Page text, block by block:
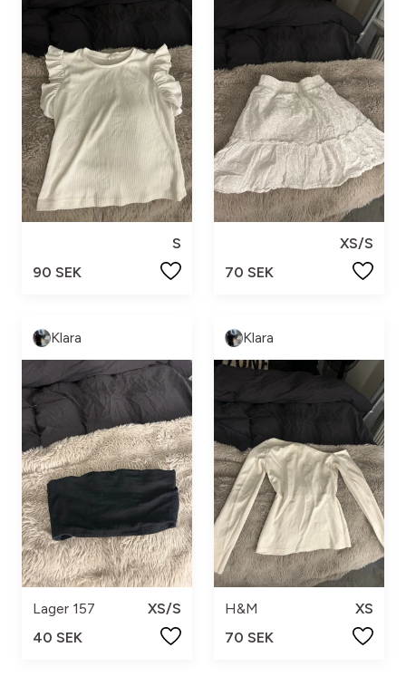
S
90 SEK
XS/S
70 SEK
Klara
Lager 157
XS/S
40 SEK
Klara
H&M
XS
70 SEK